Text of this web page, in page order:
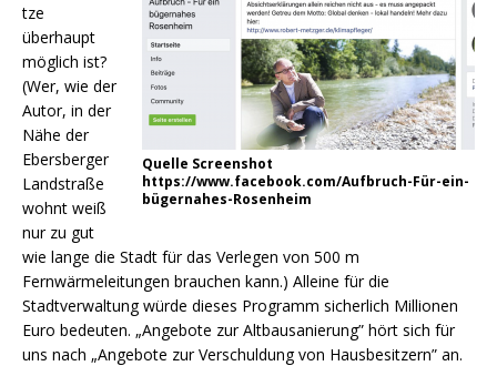
Quelle Screenshot
https://www.facebook.com/Aufbruch-Für-ein-
bügernahes-Rosenheim
tze
überhaupt
möglich ist?
(Wer, wie der
Autor, in der
Nähe der
Ebersberger
Landstraße
wohnt weiß
nur zu gut
wie lange die Stadt für das Verlegen von 500 m
Fernwärmeleitungen brauchen kann.) Alleine für die
Stadtverwaltung würde dieses Programm sicherlich Millionen
Euro bedeuten. „Angebote zur Altbausanierung” hört sich für
uns nach „Angebote zur Verschuldung von Hausbesitzern” an.